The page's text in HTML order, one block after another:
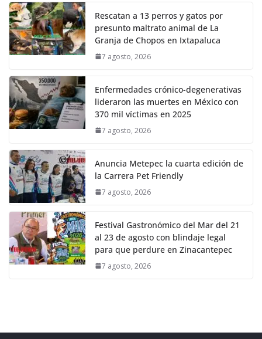
Rescatan a 13 perros y gatos por
presunto maltrato animal de La
Granja de Chopos en Ixtapaluca
7 agosto, 2026
Enfermedades crónico-degenerativas
lideraron las muertes en México con
370 mil víctimas en 2025
7 agosto, 2026
Anuncia Metepec la cuarta edición de
la Carrera Pet Friendly
7 agosto, 2026
Festival Gastronómico del Mar del 21
al 23 de agosto con blindaje legal
para que perdure en Zinacantepec
7 agosto, 2026